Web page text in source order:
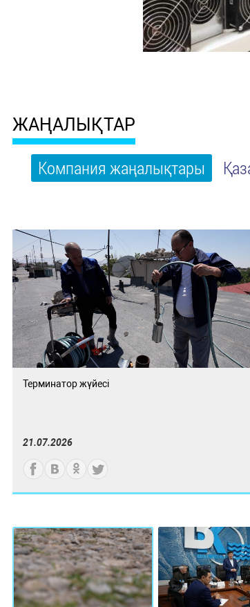
ЖАҢАЛЫҚТАР
Компания жаңалықтары
Терминатор жүйесі
21.07.2026